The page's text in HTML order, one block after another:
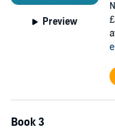
モーセ五書の4番目の
（アリスモイ）とラテ
民数記には、イスラエ
スラエルの民が荒れ野
ーセやアロンに不平を
神への信頼を伝えてき
Preview
Book 3